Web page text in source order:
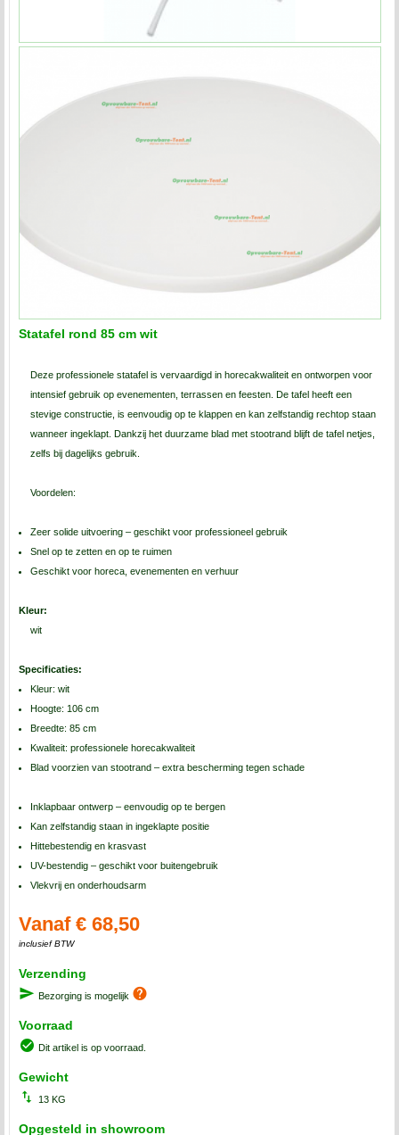
Statafel rond 85 cm wit
Deze professionele statafel is vervaardigd in horecakwaliteit en ontworpen voor
intensief gebruik op evenementen, terrassen en feesten. De tafel heeft een
stevige constructie, is eenvoudig op te klappen en kan zelfstandig rechtop staan
wanneer ingeklapt. Dankzij het duurzame blad met stootrand blijft de tafel netjes,
zelfs bij dagelijks gebruik.
Voordelen:
Zeer solide uitvoering – geschikt voor professioneel gebruik
Snel op te zetten en op te ruimen
Geschikt voor horeca, evenementen en verhuur
Kleur:
wit
Specificaties:
Kleur: wit
Hoogte: 106 cm
Breedte: 85 cm
Kwaliteit: professionele horecakwaliteit
Blad voorzien van stootrand – extra bescherming tegen schade
Inklapbaar ontwerp – eenvoudig op te bergen
Kan zelfstandig staan in ingeklapte positie
Hittebestendig en krasvast
UV-bestendig – geschikt voor buitengebruik
Vlekvrij en onderhoudsarm
Vanaf € 68,50
inclusief BTW
Verzending
Bezorging is mogelijk
Voorraad
Dit artikel is op voorraad.
Gewicht
13 KG
Opgesteld in showroom